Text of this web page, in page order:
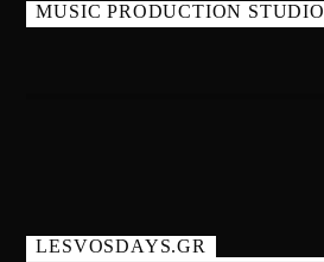
MUSIC PRODUCTION STUDIO
LESVOSDAYS.GR